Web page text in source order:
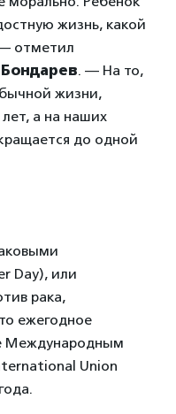
жизнь, какой
отметил
. — На то,
жизни,
а на наших
до одной
Day), или
рака,
ежегодное
Международным
Union